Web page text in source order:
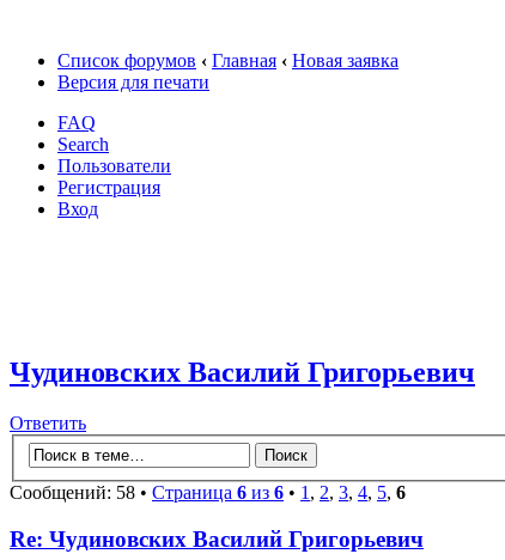
Список форумов ‹ Главная ‹ Новая заявка
Версия для печати
FAQ
Search
Пользователи
Регистрация
Вход
Чудиновских Василий Григорьевич
Ответить
Сообщений: 58 • Страница 6 из 6 • 1, 2, 3, 4, 5, 6
Re: Чудиновских Василий Григорьевич